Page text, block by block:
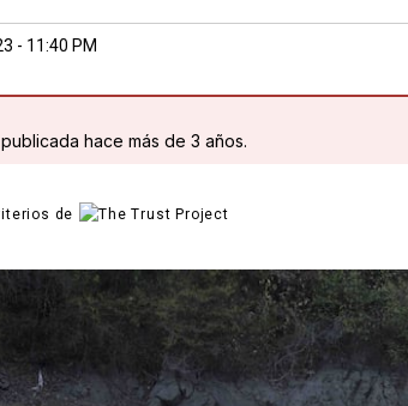
- 11:40 PM
hace más de 3 años.
de